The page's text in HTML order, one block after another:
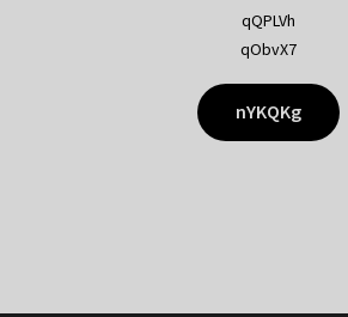
qQPLVh
qObvX7
nYKQKg